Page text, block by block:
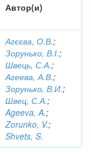
Автор(и)
Агєєва, О.В.;
Зорунько, В.І.;
Швець, С.А.;
Агеева, А.В.;
Зорунько, В.И.;
Швец, С.А.;
Ageeva, A.;
Zorunko, V.;
Shvets, S.